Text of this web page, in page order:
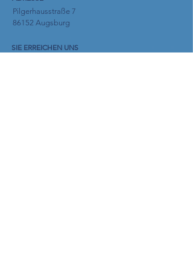
Pilgerhausstraße 7
86152 Augsburg
SIE ERREICHEN UNS